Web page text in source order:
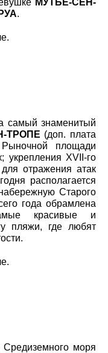
МУТЬЕ-СЕН-
.
самый знаменитый
ТРОПЕ (доп. плата
площади
укрепления XVII-го
отражения атак
располагается
Старого
года обрамлена
красивые и
пляжи, где любят
моря